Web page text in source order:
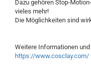
Dazu gehören Stop-
vieles mehr!
Die Möglichkeiten sind
Weitere Informationen
https://www.cosclay.com/